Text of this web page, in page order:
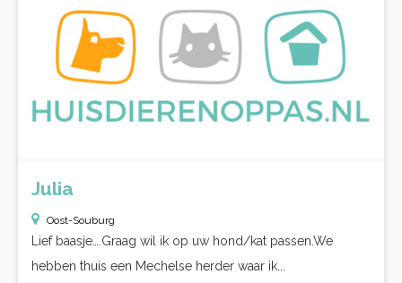
Julia
Oost-Souburg
Lief baasje….Graag wil ik op uw hond/kat passen.We
hebben thuis een Mechelse herder waar ik...